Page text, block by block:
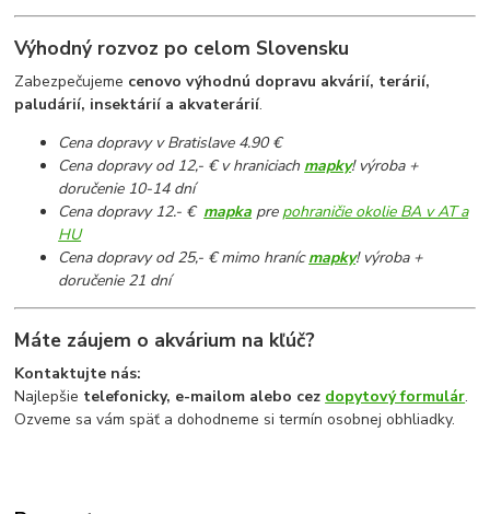
Výhodný rozvoz po celom Slovensku
Zabezpečujeme cenovo výhodnú dopravu akvárií, terárií,
paludárií, insektárií a akvaterárií.
Cena dopravy v Bratislave 4.90 €
Cena dopravy od 12,- € v hraniciach mapky! výroba +
doručenie 10-14 dní
Cena dopravy 12.- € mapka pre pohraničie okolie BA v AT a
HU
Cena dopravy od 25,- € mimo hranícmapky! výroba +
doručenie 21 dní
Máte záujem o akvárium na kľúč?
Kontaktujte nás:
Najlepšie telefonicky, e-mailom alebo cez dopytový formulár.
Ozveme sa vám späť a dohodneme si termín osobnej obhliadky.